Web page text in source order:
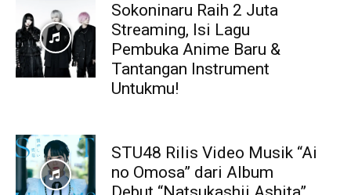
Sokoninaru Raih 2 Juta
Streaming, Isi Lagu
Pembuka Anime Baru &
Tantangan Instrument
Untukmu!
STU48 Rilis Video Musik “Ai
no Omosa” dari Album